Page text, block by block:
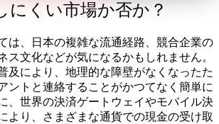
にくい市場か否か？
は、日本の複雑な流通経路、競合企業の
ス文化などが気になるかもしれません。
及により、地理的な障壁がなくなったた
ントと連絡することがかつてなく簡単に
、世界の決済ゲートウェイやモバイル決
より、さまざまな通貨での現金の受け取